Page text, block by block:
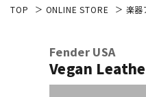
TOP ONLINE STORE 楽器
Fender USA
Vegan